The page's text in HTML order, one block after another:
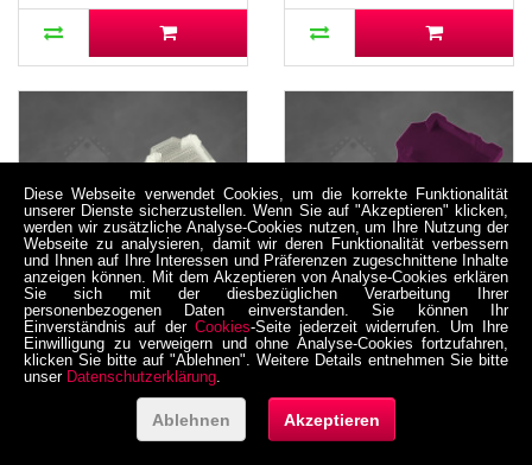
Farblose Schutzkappe
für
Bodenfeuchtesensor,
PLA, FDM 3D-Druck
Violette Schutzkappe
für
PLA, FDM 3D-Druck
Gehäuse
08-0001-00001-V
Diese Webseite verwendet Cookies, um die korrekte Funktionalität
unserer Dienste sicherzustellen. Wenn Sie auf "Akzeptieren" klicken,
werden wir zusätzliche Analyse-Cookies nutzen, um Ihre Nutzung der
Webseite zu analysieren, damit wir deren Funktionalität verbessern
und Ihnen auf Ihre Interessen und Präferenzen zugeschnittene Inhalte
anzeigen können. Mit dem Akzeptieren von Analyse-Cookies erklären
Sie sich mit der diesbezüglichen Verarbeitung Ihrer
personenbezogenen Daten einverstanden. Sie können Ihr
Einverständnis auf der Cookies-Seite jederzeit widerrufen. Um Ihre
Einwilligung zu verweigern und ohne Analyse-Cookies fortzufahren,
klicken Sie bitte auf "Ablehnen". Weitere Details entnehmen Sie bitte
unser Datenschutzerklärung.
Ablehnen Akzeptieren